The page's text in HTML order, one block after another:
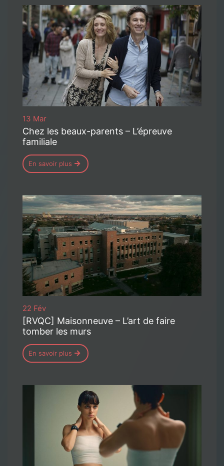
13 Mar
Chez les beaux-parents – L’épreuve
familiale
En savoir plus
22 Fév
[RVQC] Maisonneuve – L’art de faire
tomber les murs
En savoir plus